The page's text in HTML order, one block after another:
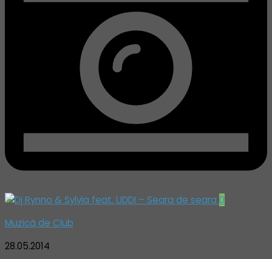
0
Muzică de Club
28.05.2014